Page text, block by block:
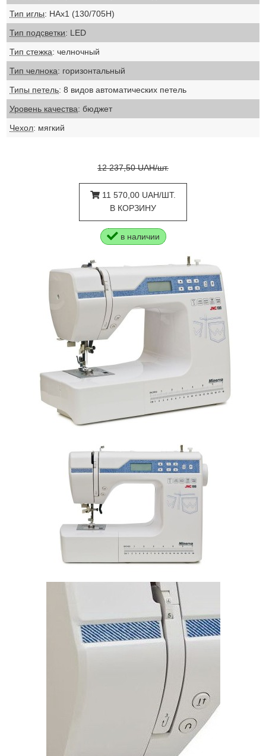
Тип иглы: НАх1 (130/705Н)
Тип подсветки: LED
Тип стежка: челночный
Тип челнока: горизонтальный
Типы петель: 8 видов автоматических петель
Уровень качества: бюджет
Чехол: мягкий
12 237,50 UAH/шт.
11 570,00 UAH/ШТ.
В КОРЗИНУ
в наличии